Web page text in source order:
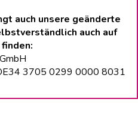
auch unsere geänderte
auch auf
3705 0299 0000 8031